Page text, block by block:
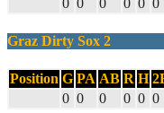
0 0 0 0 0 0
Graz Dirty Sox 2
Position G PA AB R H
0 0 0 0 0 0